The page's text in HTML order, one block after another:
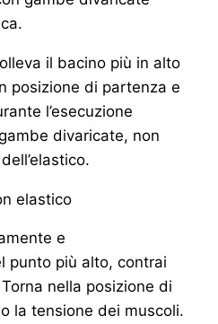
il bacino più in alto
posizione di partenza e
l’esecuzione
divaricate, non
e
punto più alto, contrai
nella posizione di
la tensione dei muscoli.